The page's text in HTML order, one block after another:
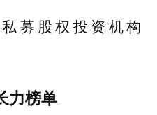
募股权投资机构
力榜单